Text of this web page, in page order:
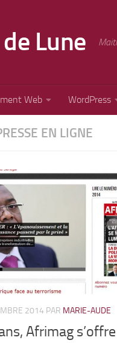
Lune
Web WordPress
EN LIGNE
2014 PAR MARIE-AUDE
Afrimag